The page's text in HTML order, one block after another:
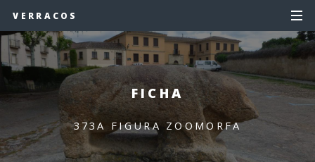
VERRACOS
FICHA
373A FIGURA ZOOMORFA